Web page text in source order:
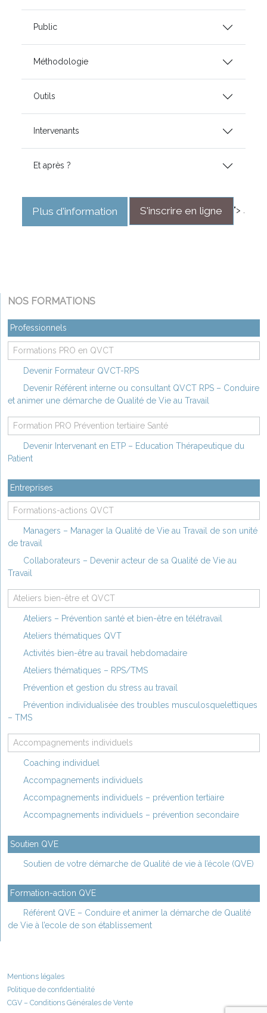
Public
Méthodologie
Outils
Intervenants
Et après ?
Plus d'information S'inscrire en ligne "> .
NOS FORMATIONS
Professionnels
Formations PRO en QVCT
Devenir Formateur QVCT-RPS
Devenir Référent interne ou consultant QVCT RPS – Conduire
et animer une démarche de Qualité de Vie au Travail
Formation PRO Prévention tertiaire Santé
Devenir Intervenant en ETP – Education Thérapeutique du
Patient
Entreprises
Formations-actions QVCT
Managers – Manager la Qualité de Vie au Travail de son unité
de travail
Collaborateurs – Devenir acteur de sa Qualité de Vie au
Travail
Ateliers bien-être et QVCT
Ateliers – Prévention santé et bien-être en télétravail
Ateliers thématiques QVT
Activités bien-être au travail hebdomadaire
Ateliers thématiques – RPS/TMS
Prévention et gestion du stress au travail
Prévention individualisée des troubles musculosquelettiques
– TMS
Accompagnements individuels
Coaching individuel
Accompagnements individuels
Accompagnements individuels – prévention tertiaire
Accompagnements individuels – prévention secondaire
Soutien QVE
Soutien de votre démarche de Qualité de vie à l’école (QVE)
Formation-action QVE
Référent QVE – Conduire et animer la démarche de Qualité
de Vie à l’ecole de son établissement
Mentions légales
Politique de confidentialité
CGV – Conditions Générales de Vente